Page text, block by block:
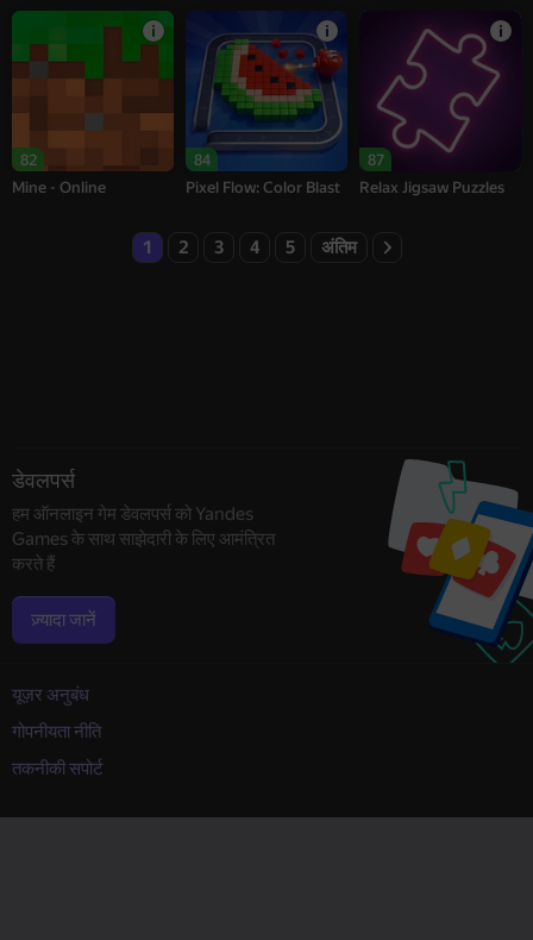
82
Mine - Online
84
Pixel Flow: Color Blast
87
Relax Jigsaw Puzzles
1 2 3 4 5 अंतिम
डेवलपर्स
हम ऑनलाइन गेम डेवलपर्स को Yandes
Games के साथ साझेदारी के लिए आमंत्रित
करते हैं
ज़्यादा जानें
यूज़र अनुबंध
गोपनीयता नीति
तकनीकी सपोर्ट